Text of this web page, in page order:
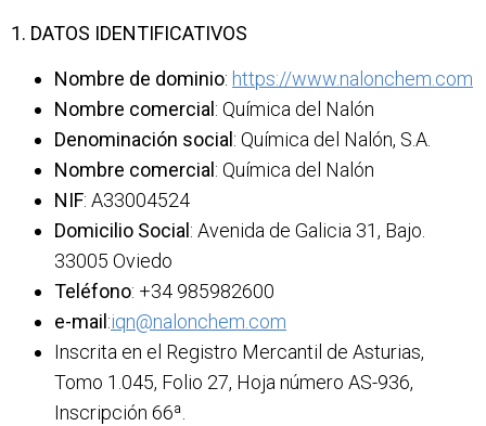
1. DATOS IDENTIFICATIVOS
Nombre de dominio: https://www.nalonchem.com
Nombre comercial : Química del Nalón
Denominación social : Química del Nalón, S.A.
Nombre comercial : Química del Nalón
NIF: A33004524
Domicilio Social : Avenida de Galicia 31, Bajo.
33005 Oviedo
Teléfono: +34 985982600
e-mail :iqn@nalonchem.com
Inscrita en el Registro Mercantil de Asturias,
Tomo 1.045, Folio 27, Hoja número AS-936,
Inscripción 66ª.